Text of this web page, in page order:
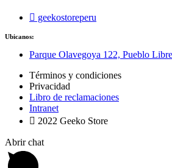
geekostoreperu
Ubicanos:
Parque Olavegoya 122, Pueblo Libre
Términos y condiciones
Privacidad
Libro de reclamaciones
Intranet
2022 Geeko Store
Abrir chat